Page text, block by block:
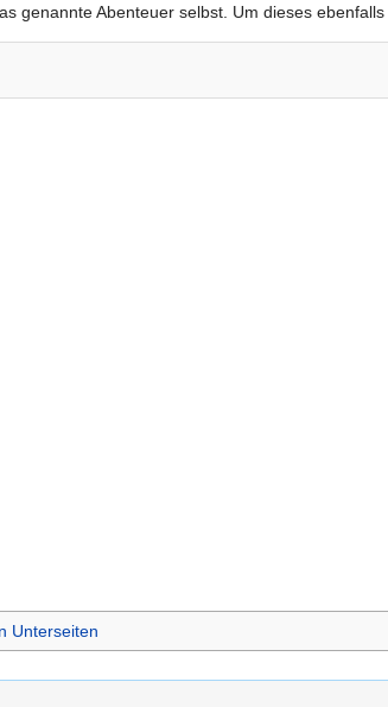
genannte Abenteuer selbst. Um dieses
Unterseiten